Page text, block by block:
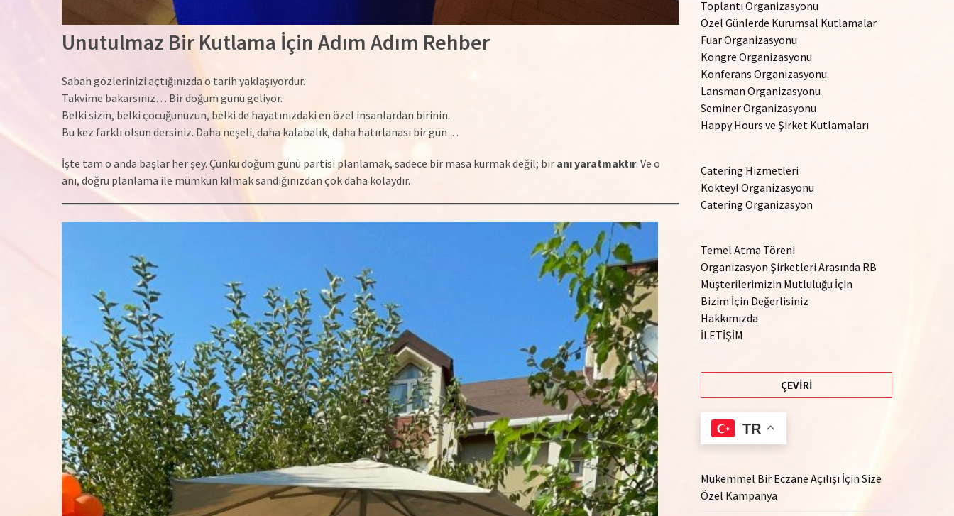
Unutulmaz Bir Kutlama İçin Adım Adım Rehber
Sabah gözlerinizi açtığınızda o tarih yaklaşıyordur.
Takvime bakarsınız… Bir doğum günü geliyor.
Belki sizin, belki çocuğunuzun, belki de hayatınızdaki en özel insanlardan birinin.
Bu kez farklı olsun dersiniz. Daha neşeli, daha kalabalık, daha hatırlanası bir gün…
İşte tam o anda başlar her şey. Çünkü doğum günü partisi planlamak, sadece bir masa kurmak değil; bir anı yaratmaktır. Ve o
anı, doğru planlama ile mümkün kılmak sandığınızdan çok daha kolaydır.
Toplantı Organizasyonu
Özel Günlerde Kurumsal Kutlamalar
Fuar Organizasyonu
Kongre Organizasyonu
Konferans Organizasyonu
Lansman Organizasyonu
Seminer Organizasyonu
Happy Hours ve Şirket Kutlamaları
Catering Hizmetleri
Kokteyl Organizasyonu
Catering Organizasyon
Temel Atma Töreni
Organizasyon Şirketleri Arasında RB
Müşterilerimizin Mutluluğu İçin
Bizim İçin Değerlisiniz
Hakkımızda
İLETİŞİM
ÇEVIRI
TR
Mükemmel Bir Eczane Açılışı İçin Size
Özel Kampanya